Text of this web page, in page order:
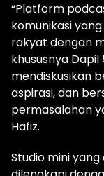
“Platform
komunikasi
rakyat dengan
khususnya Dapil
mendiskusikan
aspirasi, dan
permasalahan
Hafiz.
Studio mini